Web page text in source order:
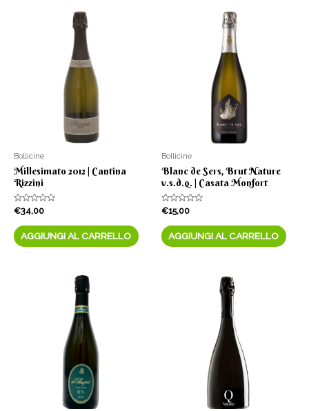
Bollicine
Millesimato 2012 | Cantina
Rizzini
Valutato
0
su
5
€34,00
AGGIUNGI AL CARRELLO
Bollicine
Blanc de Sers, Brut Nature
v.s.d.q. | Casata Monfort
Valutato
0
su
5
€15,00
AGGIUNGI AL CARRELLO